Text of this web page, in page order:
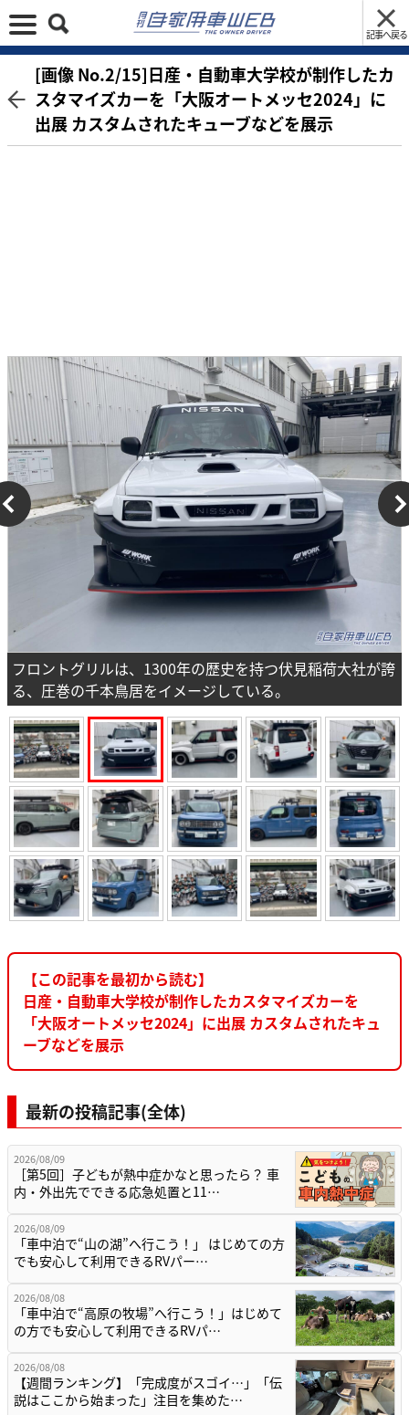
記事へ戻る
[画像 No.2/15]日産・自動車大学校が制作したカ
スタマイズカーを「大阪オートメッセ2024」に
出展 カスタムされたキューブなどを展示
フロントグリルは、1300年の歴史を持つ伏見稲荷大社が誇
る、圧巻の千本鳥居をイメージしている。
【この記事を最初から読む】
日産・自動車大学校が制作したカスタマイズカーを
「大阪オートメッセ2024」に出展 カスタムされたキュ
ーブなどを展示
最新の投稿記事(全体)
2026/08/09
［第5回］子どもが熱中症かなと思ったら？ 車
内・外出先でできる応急処置と11…
2026/08/09
「車中泊で“山の湖”へ行こう！」 はじめての方
でも安心して利用できるRVパー…
2026/08/08
「車中泊で“高原の牧場”へ行こう！」はじめて
の方でも安心して利用できるRVパ…
2026/08/08
【週間ランキング】「完成度がスゴイ…」「伝
説はここから始まった」注目を集めた…